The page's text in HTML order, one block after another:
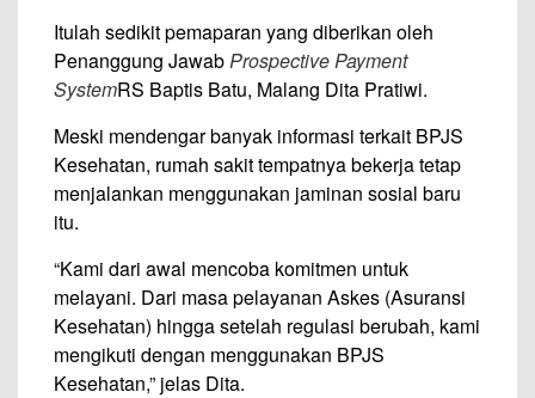
Itulah sedikit pemaparan yang diberikan oleh
Penanggung JawabProspective Payment
SystemRS Baptis Batu, Malang Dita Pratiwi.
Meski mendengar banyak informasi terkait BPJS
Kesehatan, rumah sakit tempatnya bekerja tetap
menjalankan menggunakan jaminan sosial baru
itu.
“Kami dari awal mencoba komitmen untuk
melayani. Dari masa pelayanan Askes (Asuransi
Kesehatan) hingga setelah regulasi berubah, kami
mengikuti dengan menggunakan BPJS
Kesehatan,” jelas Dita.